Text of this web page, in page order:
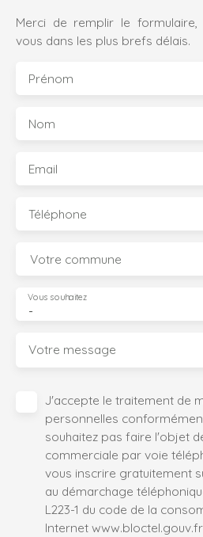
Merci de remplir le
vous dans les plus brefs délais.
Prénom
Nom
Email
Téléphone
Votre commune
-
Vous souhaitez
Votre message
J'accepte le traitement de
personnelles
souhaitez pas faire l'objet
commerciale par voie
vous inscrire gratuitement
au démarchage
L223-1 du code de la
Internet